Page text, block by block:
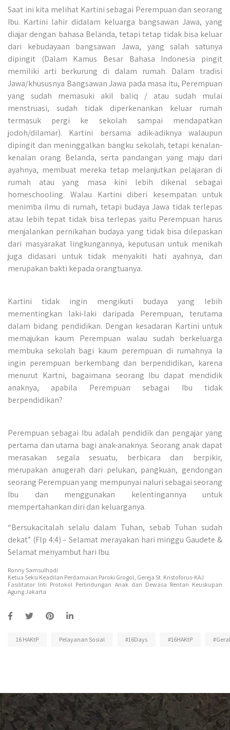
Saat ini kita melihat Kartini sebagai Perempuan dan seorang
Ibu. Kartini lahir didalam keluarga bangsawan Jawa, yang
diajar dengan bahasa Belanda, tetapi tetap tidak bisa keluar
dari kebudayaan bangsawan Jawa, yang salah satunya
dipingit (Dalam Kamus Besar Bahasa Indonesia pingit
memiliki arti berkurung di dalam rumah. Dalam tradisi
Jawa/khususnya Bangsawan Jawa pada masa itu, Perempuan
yang sudah memasuki akil baliq / atau sudah mulai
menstruasi, sudah tidak diperkenankan keluar rumah
termasuk pergi ke sekolah sampai mendapatkan
jodoh/dilamar). Kartini bersama adik-adiknya walaupun
dipingit dan meninggalkan bangku sekolah, tetapi kenalan-
kenalan orang Belanda, serta pandangan yang maju dari
ayahnya, membuat mereka tetap melanjutkan pelajaran di
rumah atau yang masa kini lebih dikenal sebagai
homeschooling. Walau Kartini diberi kesempatan untuk
menimba ilmu di rumah, tetapi budaya Jawa tidak terlepas
atau lebih tepat tidak bisa terlepas yaitu Perempuan harus
menjalankan pernikahan budaya yang tidak bisa dilepaskan
dari masyarakat lingkungannya, keputusan untuk menikah
juga didasari untuk tidak menyakiti hati ayahnya, dan
merupakan bakti kepada orangtuanya.
Kartini tidak ingin mengikuti budaya yang lebih
mementingkan laki-laki daripada Perempuan, terutama
dalam bidang pendidikan. Dengan kesadaran Kartini untuk
memajukan kaum Perempuan walau sudah berkeluarga
membuka sekolah bagi kaum perempuan di rumahnya Ia
ingin perempuan berkembang dan berpendidikan, karena
menurut Kartni, bagaimana seorang Ibu dapat mendidik
anaknya, apabila Perempuan sebagai Ibu tidak
berpendidikan?
Perempuan sebagai Ibu adalah pendidik dan pengajar yang
pertama dan utama bagi anak-anaknya. Seorang anak dapat
merasakan segala sesuatu, berbicara dan berpikir,
merupakan anugerah dari pelukan, pangkuan, gendongan
seorang Perempuan yang mempunyai naluri sebagai seorang
Ibu dan menggunakan kelentingannya untuk
mempertahankan diri dan keluarganya.
“Bersukacitalah selalu dalam Tuhan, sebab Tuhan sudah
dekat” (Flp 4:4) – Selamat merayakan hari minggu Gaudete &
Selamat menyambut hari Ibu.
Ronny Samsulhadi
Ketua Seksi Keadilan Perdamaian Paroki Grogol, Gereja St. Kristoforus-KAJ
Fasilitator Inti Protokol Perlindungan Anak dan Dewasa Rentan Keuskupan
Agung Jakarta
16 HAKtP Pelayanan Sosial #16Days #16HAKtP